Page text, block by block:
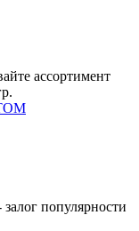
ассортимент
популярности